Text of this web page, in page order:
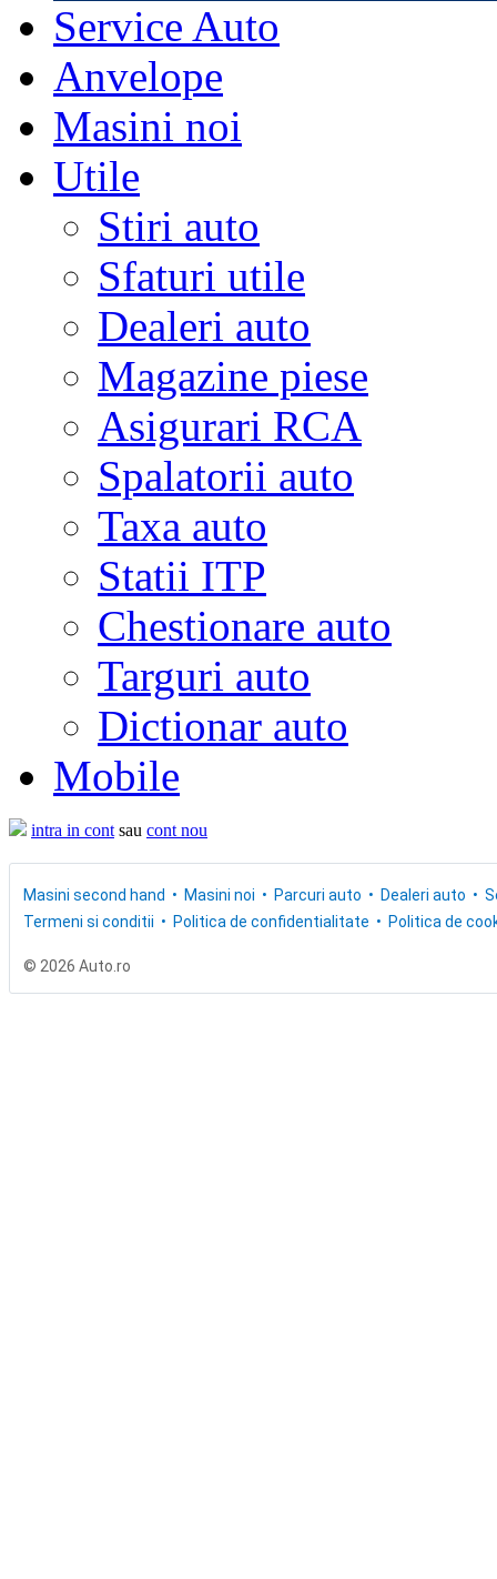
Service Auto
Anvelope
Masini noi
Utile
Stiri auto
Sfaturi utile
Dealeri auto
Magazine piese
Asigurari RCA
Spalatorii auto
Taxa auto
Statii ITP
Chestionare auto
Targuri auto
Dictionar auto
Mobile
intra in cont sau cont nou
Masini second hand Masini noi Parcuri auto Dealeri auto
Termeni si conditii
Politica de confidentialitate Politica de
© 2026 Auto.ro